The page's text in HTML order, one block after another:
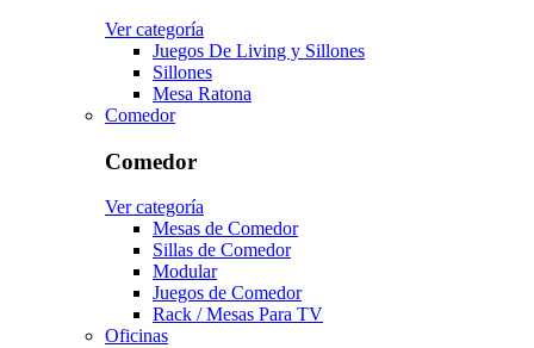
Ver categoría
Juegos De Living y Sillones
Sillones
Mesa Ratona
Comedor
Comedor
Ver categoría
Mesas de Comedor
Sillas de Comedor
Modular
Juegos de Comedor
Rack / Mesas Para TV
Oficinas